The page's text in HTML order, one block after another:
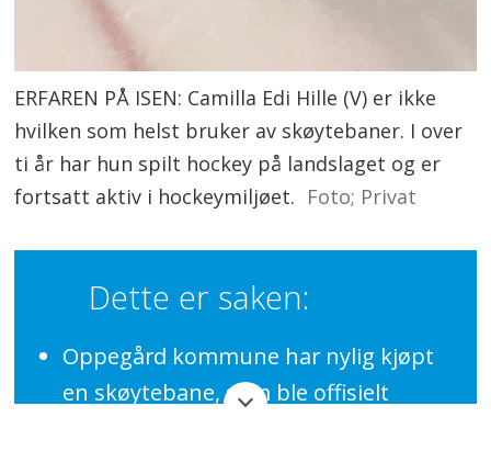
ERFAREN PÅ ISEN: Camilla Edi Hille (V) er ikke
hvilken som helst bruker av skøytebaner. I over
ti år har hun spilt hockey på landslaget og er
fortsatt aktiv i hockeymiljøet. Foto; Privat
Dette er saken:
Oppegård kommune har nylig kjøpt
en skøytebane, som ble offisielt